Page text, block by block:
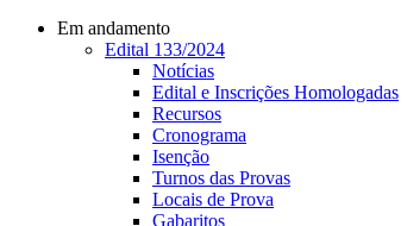
Em andamento
Edital 133/2024
Notícias
Edital e Inscrições Homologadas
Recursos
Cronograma
Isenção
Turnos das Provas
Locais de Prova
Gabaritos